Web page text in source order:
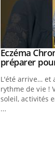
Youtube
Eczéma
préparer
L'été arrive… et
rythme de vie !
soleil, activités
...